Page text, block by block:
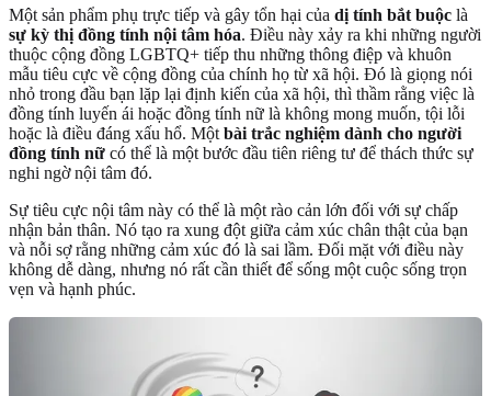
Một sản phẩm phụ trực tiếp và gây tổn hại của dị tính bắt buộc là
sự kỳ thị đồng tính nội tâm hóa. Điều này xảy ra khi những người
thuộc cộng đồng LGBTQ+ tiếp thu những thông điệp và khuôn
mẫu tiêu cực về cộng đồng của chính họ từ xã hội. Đó là giọng nói
nhỏ trong đầu bạn lặp lại định kiến của xã hội, thì thầm rằng việc là
đồng tính luyến ái hoặc đồng tính nữ là không mong muốn, tội lỗi
hoặc là điều đáng xấu hổ. Một bài trắc nghiệm dành cho người
đồng tính nữ có thể là một bước đầu tiên riêng tư để thách thức sự
nghi ngờ nội tâm đó.
Sự tiêu cực nội tâm này có thể là một rào cản lớn đối với sự chấp
nhận bản thân. Nó tạo ra xung đột giữa cảm xúc chân thật của bạn
và nỗi sợ rằng những cảm xúc đó là sai lầm. Đối mặt với điều này
không dễ dàng, nhưng nó rất cần thiết để sống một cuộc sống trọn
vẹn và hạnh phúc.